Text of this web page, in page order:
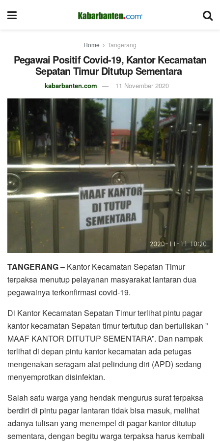
Home Tangerang
Pegawai Positif Covid-19, Kantor Kecamatan
Sepatan Timur Ditutup Sementara
kabarbanten.com 11 November 2020
TANGERANG– Kantor Kecamatan Sepatan Timur
terpaksa menutup pelayanan masyarakat lantaran dua
pegawainya terkonfirmasi covid-19.
Di Kantor Kecamatan Sepatan Timur terlihat pintu pagar
kantor kecamatan Sepatan timur tertutup dan bertuliskan ”
MAAF KANTOR DITUTUP SEMENTARA”. Dan nampak
terlihat di depan pintu kantor kecamatan ada petugas
mengenakan seragam alat pelindung diri (APD) sedang
menyemprotkan disinfektan.
Salah satu warga yang hendak mengurus surat terpaksa
berdiri di pintu pagar lantaran tidak bisa masuk, melihat
adanya tulisan yang menempel di pagar kantor ditutup
sementara, dengan begitu warga terpaksa harus kembali